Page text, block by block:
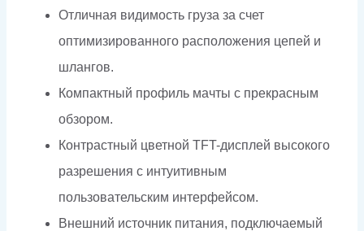
Отличная видимость груза за счет
оптимизированного расположения цепей и
шлангов.
Компактный профиль мачты с прекрасным
обзором.
Контрастный цветной TFT-дисплей высокого
разрешения с интуитивным
пользовательским интерфейсом.
Внешний источник питания, подключаемый